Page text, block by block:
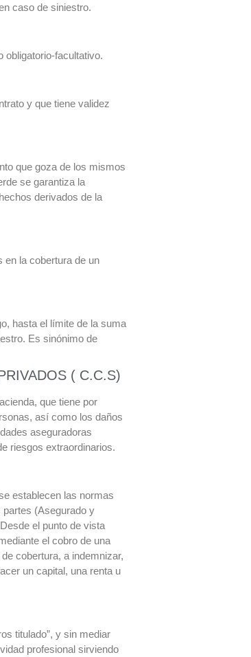
caso de siniestro.
obligatorio-facultativo.
y que tiene validez
que goza de los mismos
se garantiza la
derivados de la
en la cobertura de un
hasta el límite de la suma
Es sinónimo de
( C.C.S)
que tiene por
así como los daños
aseguradoras
riesgos extraordinarios.
establecen las normas
partes (Asegurado y
el punto de vista
el cobro de una
cobertura, a indemnizar,
un capital, una renta u
titulado”, y sin mediar
profesional sirviendo